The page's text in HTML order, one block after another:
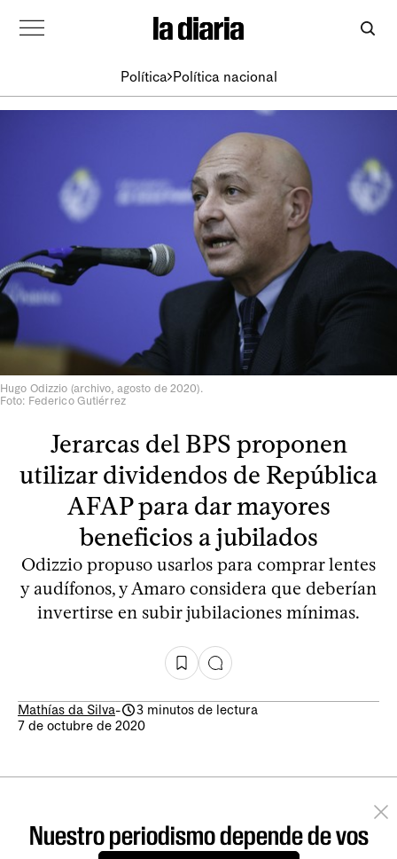
Política Política nacional
Hugo Odizzio (archivo, agosto de 2020).
Foto: Federico Gutiérrez
Jerarcas del BPS proponen
utilizar dividendos de República
AFAP para dar mayores
beneficios a jubilados
Odizzio propuso usarlos para comprar lentes
y audífonos, y Amaro considera que deberían
invertirse en subir jubilaciones mínimas.
Mathías da Silva-
3 minutos de lectura
7 de octubre de 2020
Nuestro periodismo depende de vos